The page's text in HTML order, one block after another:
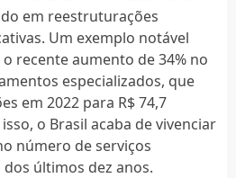
em reestruturações
Um exemplo notável
recente aumento de 34% no
especializados, que
em 2022 para R$ 74,7
o Brasil acaba de vivenciar
número de serviços
dos últimos dez anos.